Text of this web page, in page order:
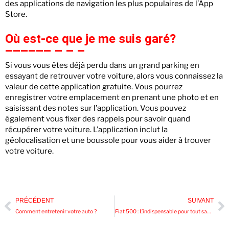
des applications de navigation les plus populaires de l’App
Store.
Où est-ce que je me suis garé?
Si vous vous êtes déjà perdu dans un grand parking en
essayant de retrouver votre voiture, alors vous connaissez la
valeur de cette application gratuite. Vous pourrez
enregistrer votre emplacement en prenant une photo et en
saisissant des notes sur l’application. Vous pouvez
également vous fixer des rappels pour savoir quand
récupérer votre voiture. L’application inclut la
géolocalisation et une boussole pour vous aider à trouver
votre voiture.
PRÉCÉDENT
Comment entretenir votre auto ?
SUIVANT
Fiat 500 : L’indispensable pour tout savoir et faire un choix